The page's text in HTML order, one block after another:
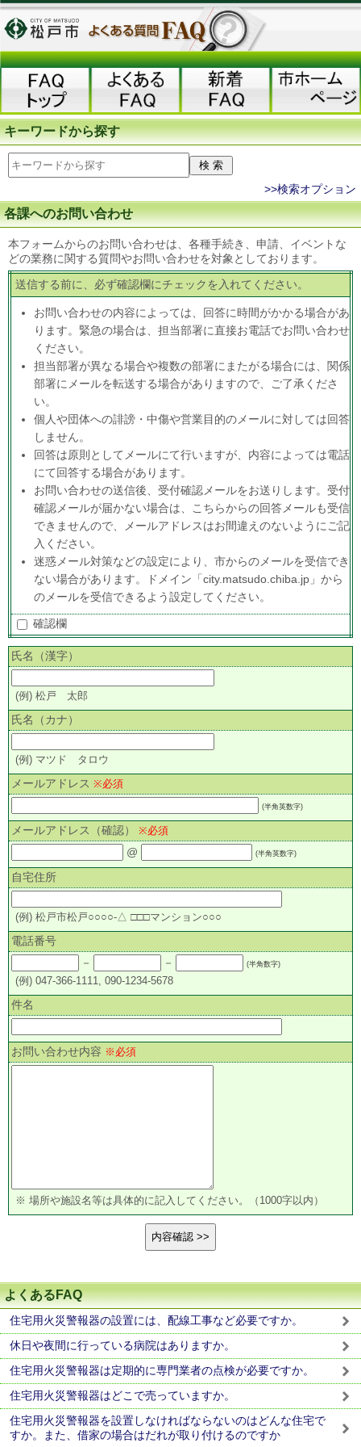
キーワードから探す
>>検索オプション
各課へのお問い合わせ
本フォームからのお問い合わせは、各種手続き、申請、イベントな
どの業務に関する質問やお問い合わせを対象としております。
送信する前に、必ず確認欄にチェックを入れてください。
お問い合わせの内容によっては、回答に時間がかかる場合があ
ります。緊急の場合は、担当部署に直接お電話でお問い合わせ
ください。
担当部署が異なる場合や複数の部署にまたがる場合には、関係
部署にメールを転送する場合がありますので、ご了承くださ
い。
個人や団体への誹謗・中傷や営業目的のメールに対しては回答
しません。
回答は原則としてメールにて行いますが、内容によっては電話
にて回答する場合があります。
お問い合わせの送信後、受付確認メールをお送りします。受付
確認メールが届かない場合は、こちらからの回答メールも受信
できませんので、メールアドレスはお間違えのないようにご記
入ください。
迷惑メール対策などの設定により、市からのメールを受信でき
ない場合があります。ドメイン「city.matsudo.chiba.jp」から
のメールを受信できるよう設定してください。
確認欄
氏名（漢字）
(例) 松戸 太郎
氏名（カナ）
(例) マツド タロウ
メールアドレス ※必須
(半角英数字)
メールアドレス（確認） ※必須
@ (半角英数字)
自宅住所
(例) 松戸市松戸○○○○-△ □□□マンション○○○
電話番号
－
－ (半角数字)
(例) 047-366-1111, 090-1234-5678
件名
お問い合わせ内容 ※必須
※ 場所や施設名等は具体的に記入してください。（1000字以内）
よくあるFAQ
住宅用火災警報器の設置には、配線工事など必要ですか。
休日や夜間に行っている病院はありますか。
住宅用火災警報器は定期的に専門業者の点検が必要ですか。
住宅用火災警報器はどこで売っていますか。
住宅用火災警報器を設置しなければならないのはどんな住宅で
すか。また、借家の場合はだれが取り付けるのですか